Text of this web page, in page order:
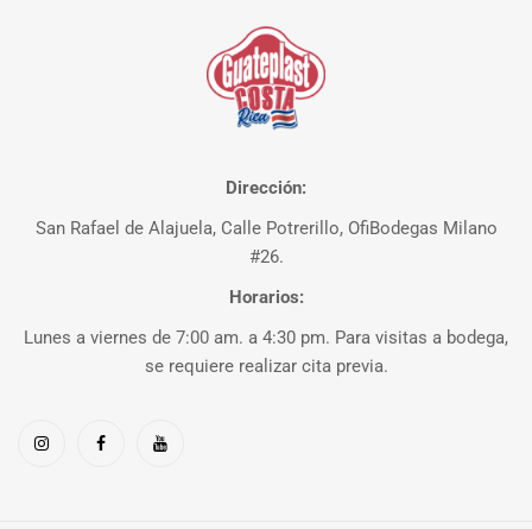
Dirección:
San Rafael de Alajuela, Calle Potrerillo, OfiBodegas Milano
#26.
Horarios:
Lunes a viernes de 7:00 am. a 4:30 pm. Para visitas a bodega,
se requiere realizar cita previa.